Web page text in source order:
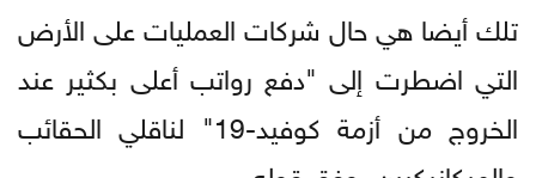
تلك أيضا هي حال شركات العمليات على الأرض
التي اضطرت إلى "دفع رواتب أعلى بكثير عند
الخروج من أزمة كوفيد-19" لناقلي الحقائب